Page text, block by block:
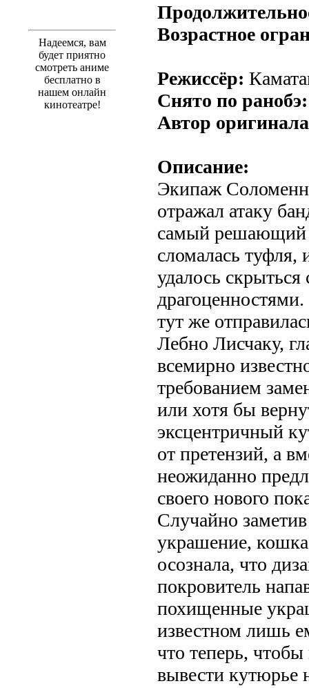
Надеемся, вам
будет приятно
смотреть аниме
бесплатно в
нашем онлайн
кинотеатре!
Возрастное
Режиссёр:
Снято по ранобэ:
Автор
Описание:
Экипаж
отражал атаку
самый решающий
сломалась туфля,
удалось скрыться
тут же
Лебно Лисчаку,
всемирно
требованием
или хотя бы
эксцентричный
от претензий, а
неожиданно
своего нового
Случайно
украшение,
осознала, что
покровитель
похищенные
известном лишь
что теперь,
вывести кутюрье